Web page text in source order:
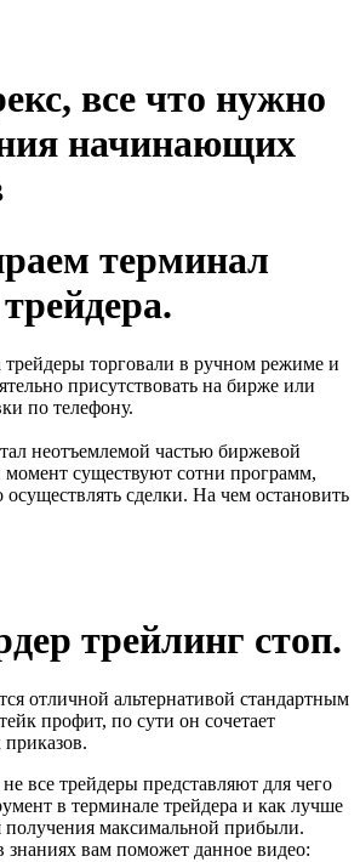
все что нужно
начинающих
терминал
трейдера.
торговали в ручном режиме и
присутствовать на бирже или
по телефону.
неотъемлемой частью биржевой
существуют сотни программ,
сделки. На чем остановить
трейлинг стоп.
отличной альтернативой стандартным
профит, по сути он сочетает
все трейдеры представляют для чего
в терминале трейдера и как лучше
получения максимальной прибыли.
знаниях вам поможет данное видео: